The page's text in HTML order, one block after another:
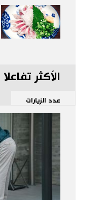
الأكثر تفاعلا
عدد الزيارات